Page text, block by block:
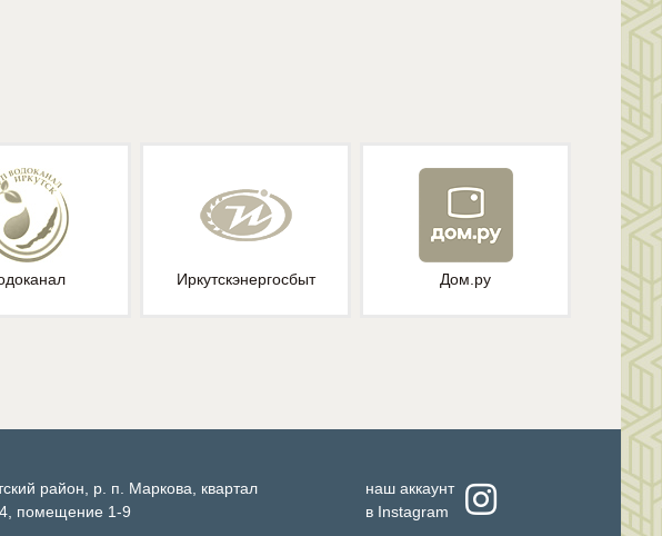
Иркутскэнергосбыт Дом.ру
район, р. п. Маркова, квартал
помещение 1-9
наш аккаунт
в Instagram